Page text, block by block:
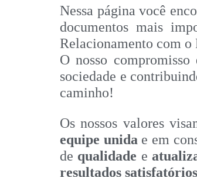
Nessa página você
documentos mais
Relacionamento com o
O nosso
sociedade e
caminho!
Os nossos valores
equipe unidae em
de qualidade e
resultados satisfatórios